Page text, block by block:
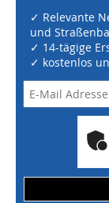
✓ Relevante
und
✓ 14-tägige
✓ kostenlos